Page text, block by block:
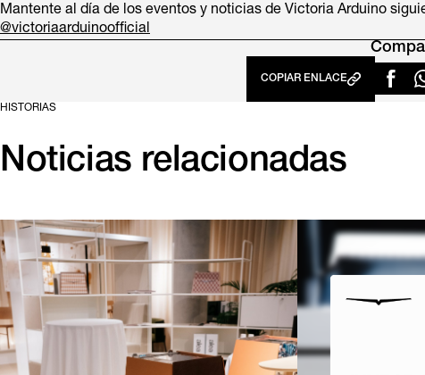
Mantente al día de los eventos y noticias de Victoria Arduino
@victoriaarduinoofficial
COPIAR ENLACE
HISTORIAS
Noticias relacionadas